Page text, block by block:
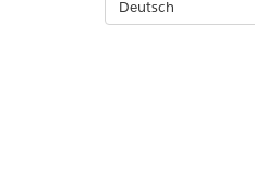
Deutsch